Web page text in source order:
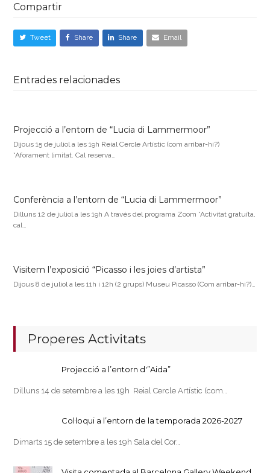
Compartir
Tweet Share Share Email
Entrades relacionades
Projecció a l’entorn de “Lucia di Lammermoor”
Dijous 15 de juliol a les 19h Reial Cercle Artístic (com arribar-hi?)
*Aforament limitat. Cal reserva…
Conferència a l’entorn de “Lucia di Lammermoor”
Dilluns 12 de juliol a les 19h A través del programa Zoom *Activitat gratuïta,
cal…
Visitem l’exposició “Picasso i les joies d’artista”
Dijous 8 de juliol a les 11h i 12h (2 grups) Museu Picasso (Com arribar-hi?)…
Properes Activitats
Projecció a l’entorn d'”Aida”
Dilluns 14 de setembre a les 19h Reial Cercle Artístic (com…
Col·loqui a l’entorn de la temporada 2026-2027
Dimarts 15 de setembre a les 19h Sala del Cor…